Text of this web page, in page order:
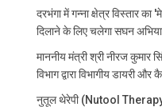
दरभंगा में गन्ना क्षेत्र विस्तार का
दिलाने के लिए चलेगा सघन
माननीय मंत्री श्री नीरज कुमार
विभाग द्वारा विभागीय डायरी
नुतूल थेरेपी (Nutool